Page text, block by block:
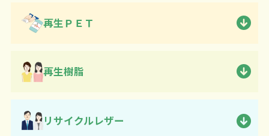
再生ＰＥＴ
再生樹脂
リサイクルレザー